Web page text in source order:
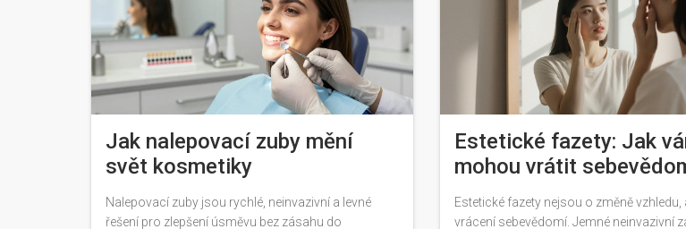
Jak nalepovací zuby mění
svět kosmetiky
Nalepovací zuby jsou rychlé, neinvazivní a levné
řešení pro zlepšení úsměvu bez zásahu do
Estetické fazety: Jak
mohou vrátit
Estetické fazety nejsou o změně vzhledu,
vrácení sebevědomí. Jemné neinvazivní